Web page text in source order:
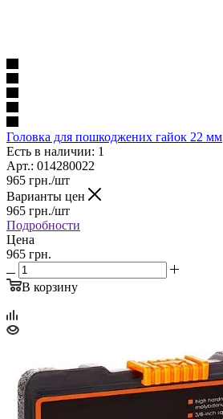
Головка для пошкоджених гайок 22 мм
Есть в наличии: 1
Арт.: 014280022
965 грн./шт
Варианты цен
965 грн./шт
Подробности
Цена
965 грн.
В корзину